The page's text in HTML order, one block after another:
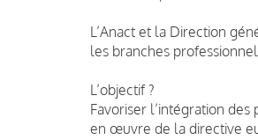
L’Anact et la Direction
les branches
L’objectif ?
Favoriser l’intégration
en œuvre de la directive